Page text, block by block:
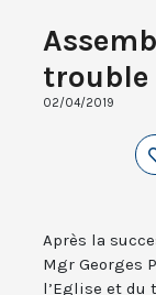
trouble
02/04/2019
Après la
Mgr Georges
l’Eglise et du